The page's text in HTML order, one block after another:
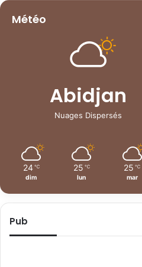
Météo
Abidjan
Nuages Dispersés
24 ℃
dim
25 ℃
lun
25 ℃
mar
Pub